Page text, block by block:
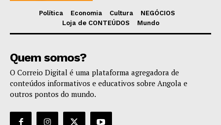
Política Economia Cultura
NEGÓCIOS
Loja de CONTEÚDOS
Mundo
Quem somos?
O Correio Digital é uma plataforma agregadora de
conteúdos informativos e educativos sobre Angola e
outros pontos do mundo.